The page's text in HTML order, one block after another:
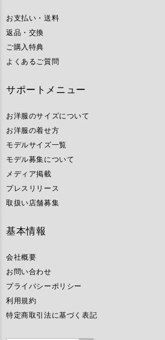
お支払い・送料
返品・交換
ご購入特典
よくあるご質問
サポートメニュー
お洋服のサイズについて
お洋服の着せ方
モデルサイズ一覧
モデル募集について
メディア掲載
プレスリリース
取扱い店舗募集
基本情報
会社概要
お問い合わせ
プライバシーポリシー
利用規約
特定商取引法に基づく表記